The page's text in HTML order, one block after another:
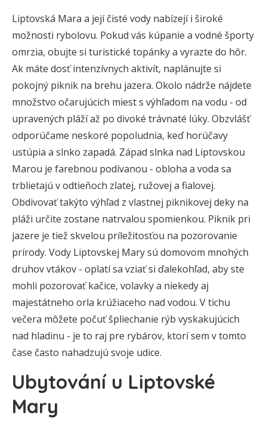
Liptovská Mara a její čisté vody nabízejí i široké
možnosti rybolovu. Pokud vás kúpanie a vodné športy
omrzia, obujte si turistické topánky a vyrazte do hôr.
Ak máte dosť intenzívnych aktivít, naplánujte si
pokojný piknik na brehu jazera. Okolo nádrže nájdete
množstvo očarujúcich miest s výhľadom na vodu - od
upravených pláží až po divoké trávnaté lúky. Obzvlášť
odporúčame neskoré popoludnia, keď horúčavy
ustúpia a slnko zapadá. Západ slnka nad Liptovskou
Marou je farebnou podívanou - obloha a voda sa
trblietajú v odtieňoch zlatej, ružovej a fialovej.
Obdivovať takýto výhľad z vlastnej piknikovej deky na
pláži určite zostane natrvalou spomienkou. Piknik pri
jazere je tiež skvelou príležitosťou na pozorovanie
prírody. Vody Liptovskej Mary sú domovom mnohých
druhov vtákov - oplatí sa vziať si ďalekohľad, aby ste
mohli pozorovať kačice, volavky a niekedy aj
majestátneho orla krúžiaceho nad vodou. V tichu
večera môžete počuť špliechanie rýb vyskakujúcich
nad hladinu - je to raj pre rybárov, ktorí sem v tomto
čase často nahadzujú svoje udice.
Ubytování u Liptovské
Mary